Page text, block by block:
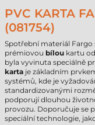
PVC KARTA
(081754)
Spotřební materiál Fargo
prémiovou bílou kartu
byla vyvinuta speciálně
karta je základním
systémů, kde je
standardizovanými
podporují dlouhou
provozu. Doporučuje se
speciální technologie,